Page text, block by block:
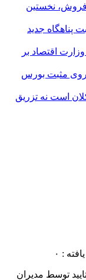
نخستین
پناهگاه جدید
اقتصاد بر
مثبت بورس
است نه تزریق
: ۰
توسط مدیران